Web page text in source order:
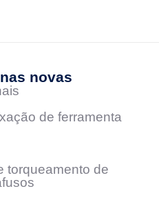
novas
de ferramenta
torqueamento de